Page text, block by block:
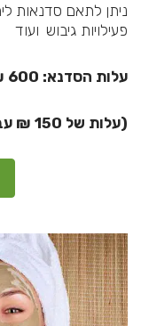
ניתן לתאם סדנאות
פעילויות גיבוש ועוד
עלות הסדנא: 600 ₪ (עד 3 משתתפות)
(עלות של 150 ₪ עבור כל משתתף נוסף).